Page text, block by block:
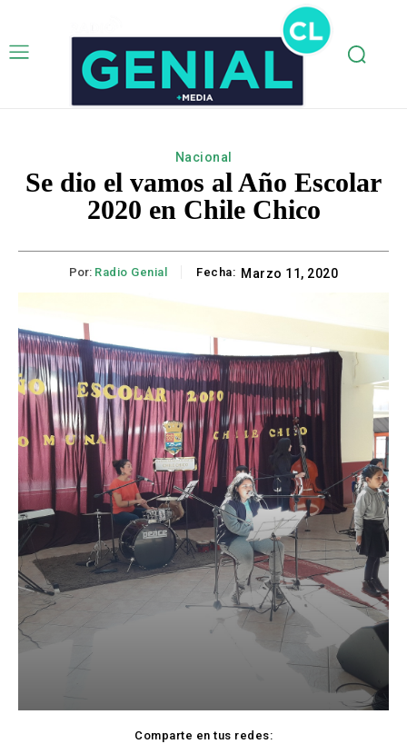
Nacional
Se dio el vamos al Año Escolar
2020 en Chile Chico
Por: Radio Genial Fecha: Marzo 11, 2020
Comparte en tus redes: